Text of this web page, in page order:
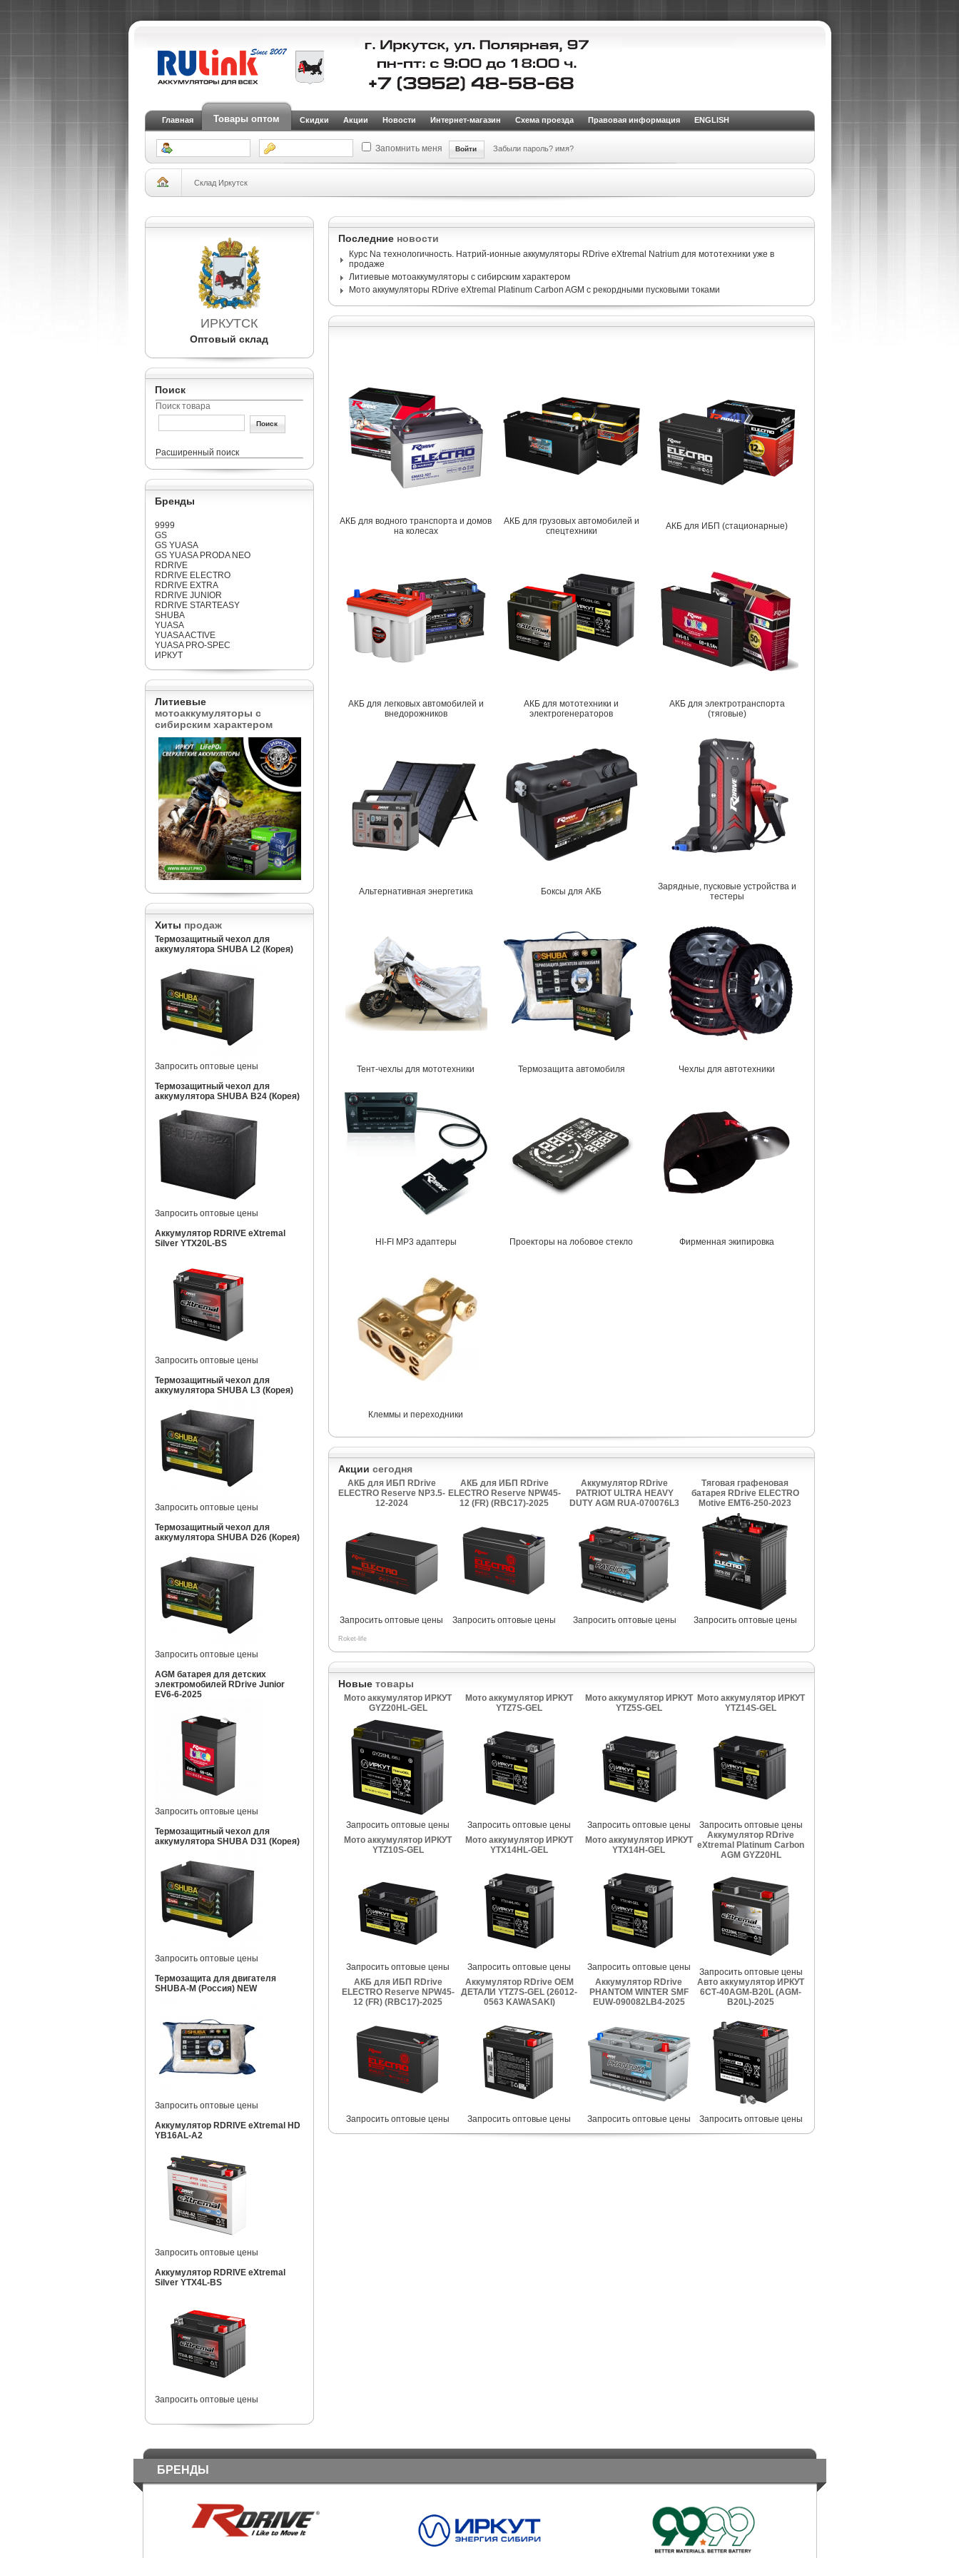
Главная Товары оптом Скидки Акции Новости Интернет-магазин Схема проезда Правовая информация ENGLISH
Запомнить меня Забыли пароль? имя?
Склад Иркутск
ИРКУТСК
Оптовый склад
Поиск
Поиск товара
Расширенный поиск
Бренды
9999
GS
GS YUASA
GS YUASA PRODA NEO
RDRIVE
RDRIVE ELECTRO
RDRIVE EXTRA
RDRIVE JUNIOR
RDRIVE STARTEASY
SHUBA
YUASA
YUASA ACTIVE
YUASA PRO-SPEC
ИРКУТ
Литиевые
мотоаккумуляторы с
сибирским характером
Хиты продаж
Термозащитный чехол для
аккумулятора SHUBA L2 (Корея)
Запросить оптовые цены
Термозащитный чехол для
аккумулятора SHUBA B24 (Корея)
Запросить оптовые цены
Аккумулятор RDRIVE eXtremal
Silver YTX20L-BS
Запросить оптовые цены
Термозащитный чехол для
аккумулятора SHUBA L3 (Корея)
Запросить оптовые цены
Термозащитный чехол для
аккумулятора SHUBA D26 (Корея)
Запросить оптовые цены
AGM батарея для детских
электромобилей RDrive Junior
EV6-6-2025
Запросить оптовые цены
Термозащитный чехол для
аккумулятора SHUBA D31 (Корея)
Запросить оптовые цены
Термозащита для двигателя
SHUBA-M (Россия) NEW
Запросить оптовые цены
Аккумулятор RDRIVE eXtremal HD
YB16AL-A2
Запросить оптовые цены
Аккумулятор RDRIVE eXtremal
Silver YTX4L-BS
Запросить оптовые цены
Последние новости
Курс Na технологичность. Натрий-ионные аккумуляторы RDrive eXtremal Natrium для мототехники уже в
продаже
Литиевые мотоаккумуляторы с сибирским характером
Мото аккумуляторы RDrive eXtremal Platinum Carbon AGM с рекордными пусковыми токами
АКБ для водного транспорта и домов
на колесах
АКБ для грузовых автомобилей и
спецтехники
АКБ для ИБП (стационарные)
АКБ для легковых автомобилей и
внедорожников
АКБ для мототехники и
электрогенераторов
АКБ для электротранспорта
(тяговые)
Альтернативная энергетика Боксы для АКБ
Зарядные, пусковые устройства и
тестеры
Тент-чехлы для мототехники Термозащита автомобиля Чехлы для автотехники
HI-FI MP3 адаптеры Проекторы на лобовое стекло Фирменная экипировка
Клеммы и переходники
Акции сегодня
АКБ для ИБП RDrive
ELECTRO Reserve NP3.5-
12-2024
Запросить оптовые цены
АКБ для ИБП RDrive
ELECTRO Reserve NPW45-
12 (FR) (RBC17)-2025
Запросить оптовые цены
Аккумулятор RDrive
PATRIOT ULTRA HEAVY
DUTY AGM RUA-070076L3
Запросить оптовые цены
Тяговая графеновая
батарея RDrive ELECTRO
Motive EMT6-250-2023
Запросить оптовые цены
Roket-life
Новые товары
Мото аккумулятор ИРКУТ
GYZ20HL-GEL
Запросить оптовые цены
Мото аккумулятор ИРКУТ
YTZ7S-GEL
Запросить оптовые цены
Мото аккумулятор ИРКУТ
YTZ5S-GEL
Запросить оптовые цены
Мото аккумулятор ИРКУТ
YTZ14S-GEL
Запросить оптовые цены
Мото аккумулятор ИРКУТ
YTZ10S-GEL
Запросить оптовые цены
Мото аккумулятор ИРКУТ
YTX14HL-GEL
Запросить оптовые цены
Мото аккумулятор ИРКУТ
YTX14H-GEL
Запросить оптовые цены
Аккумулятор RDrive
eXtremal Platinum Carbon
AGM GYZ20HL
Запросить оптовые цены
АКБ для ИБП RDrive
ELECTRO Reserve NPW45-
12 (FR) (RBC17)-2025
Запросить оптовые цены
Аккумулятор RDrive OEM
ДЕТАЛИ YTZ7S-GEL (26012-
0563 KAWASAKI)
Запросить оптовые цены
Аккумулятор RDrive
PHANTOM WINTER SMF
EUW-090082LB4-2025
Запросить оптовые цены
Авто аккумулятор ИРКУТ
6СТ-40AGM-B20L (AGM-
B20L)-2025
Запросить оптовые цены
БРЕНДЫ